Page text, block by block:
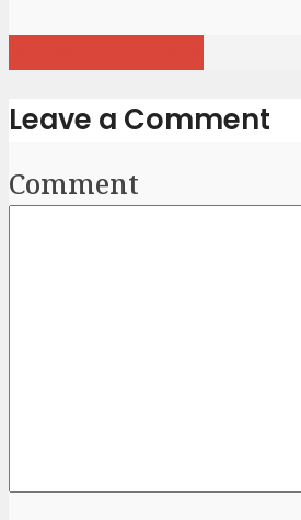
Leave a Comment
Comment